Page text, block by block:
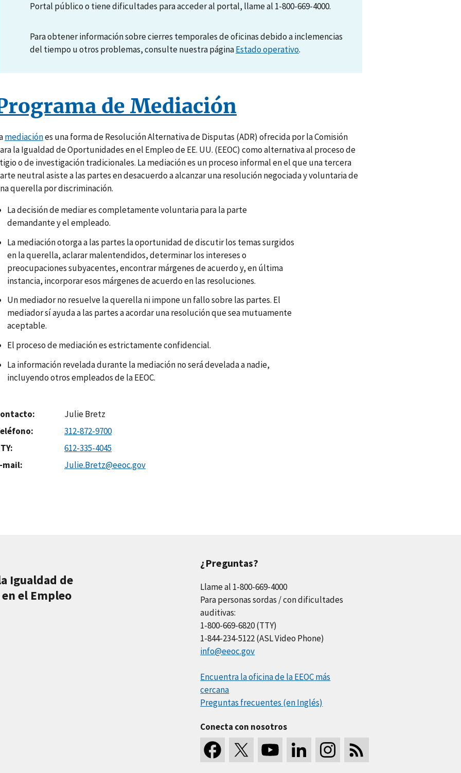
Portal público o tiene dificultades para acceder al portal, llame al 1-800-669-4000.
Para obtener información sobre cierres temporales de oficinas debido a inclemencias
del tiempo u otros problemas, consulte nuestra páginaEstado operativo.
de Mediación
mediaciónes una forma de Resolución Alternativa de Disputas (ADR) ofrecida por la Comisión
la Igualdad de Oportunidades en el Empleo de EE. UU. (EEOC) como alternativa al proceso de
o de investigación tradicionales. La mediación es un proceso informal en el que una tercera
neutral asiste a las partes en desacuerdo a alcanzar una resolución negociada y voluntaria de
querella por discriminación.
La decisión de mediar es completamente voluntaria para la parte
demandante y el empleado.
La mediación otorga a las partes la oportunidad de discutir los temas surgidos
en la querella, aclarar malentendidos, determinar los intereses o
preocupaciones subyacentes, encontrar márgenes de acuerdo y, en última
instancia, incorporar esos márgenes de acuerdo en las resoluciones.
Un mediador no resuelve la querella ni impone un fallo sobre las partes. El
mediador sí ayuda a las partes a acordar una resolución que sea mutuamente
aceptable.
El proceso de mediación es estrictamente confidencial.
La información revelada durante la mediación no será develada a nadie,
incluyendo otros empleados de la EEOC.
Julie Bretz
312-872-9700
612-335-4045
mail
Julie.Bretz@eeoc.gov
Igualdad de
el Empleo
¿Preguntas?
Llame al 1-800-669-4000
Para personas sordas / con dificultades
auditivas:
1-800-669-6820 (TTY)
1-844-234-5122 (ASL Video Phone)
info@eeoc.gov
Encuentra la oficina de la EEOC más
cercana
Preguntas frecuentes (en Inglés)
Conecta con nosotros